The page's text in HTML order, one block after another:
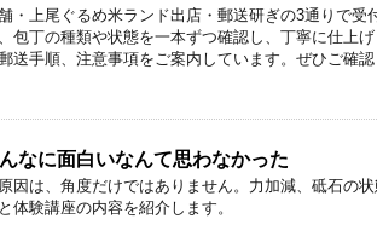
・上尾ぐるめ米ランド出店・郵送研ぎの3通りで受
包丁の種類や状態を一本ずつ確認し、丁寧に仕上
送手順、注意事項をご案内しています。ぜひご確認
なに面白いなんて思わなかった
因は、角度だけではありません。力加減、砥石の
体験講座の内容を紹介します。